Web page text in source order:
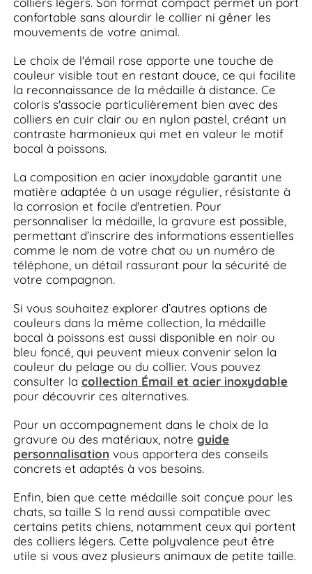
confortable sans alourdir le collier ni gêner les
mouvements de votre animal.
Le choix de l'émail rose apporte une touche de
couleur visible tout en restant douce, ce qui facilite
la reconnaissance de la médaille à distance. Ce
coloris s'associe particulièrement bien avec des
colliers en cuir clair ou en nylon pastel, créant un
contraste harmonieux qui met en valeur le motif
bocal à poissons.
La composition en acier inoxydable garantit une
matière adaptée à un usage régulier, résistante à
la corrosion et facile d'entretien. Pour
personnaliser la médaille, la gravure est possible,
permettant d’inscrire des informations essentielles
comme le nom de votre chat ou un numéro de
téléphone, un détail rassurant pour la sécurité de
votre compagnon.
Si vous souhaitez explorer d’autres options de
couleurs dans la même collection, la médaille
bocal à poissons est aussi disponible en noir ou
bleu foncé, qui peuvent mieux convenir selon la
couleur du pelage ou du collier. Vous pouvez
consulter la collection Émail et acier inoxydable
pour découvrir ces alternatives.
Pour un accompagnement dans le choix de la
gravure ou des matériaux, notre guide
personnalisation vous apportera des conseils
concrets et adaptés à vos besoins.
Enfin, bien que cette médaille soit conçue pour les
chats, sa taille S la rend aussi compatible avec
certains petits chiens, notamment ceux qui portent
des colliers légers. Cette polyvalence peut être
utile si vous avez plusieurs animaux de petite taille.